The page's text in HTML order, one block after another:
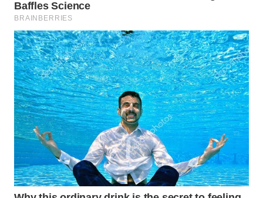
LANGKAT
WN
TAPANULI
SELATAN
WN
TANJUNG
LESUNG
KARO
WN